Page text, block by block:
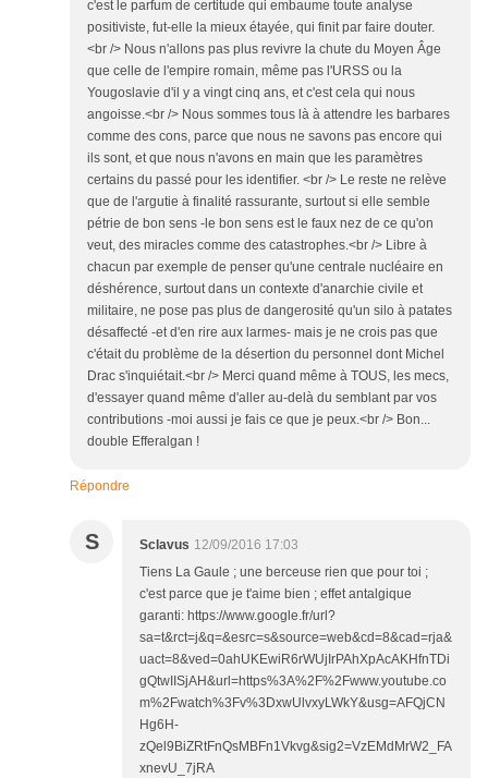
c'est le parfum de certitude qui embaume toute analyse
positiviste, fut-elle la mieux étayée, qui finit par faire douter.
<br /> Nous n'allons pas plus revivre la chute du Moyen Âge
que celle de l'empire romain, même pas l'URSS ou la
Yougoslavie d'il y a vingt cinq ans, et c'est cela qui nous
angoisse.<br /> Nous sommes tous là à attendre les barbares
comme des cons, parce que nous ne savons pas encore qui
ils sont, et que nous n'avons en main que les paramètres
certains du passé pour les identifier. <br /> Le reste ne relève
que de l'argutie à finalité rassurante, surtout si elle semble
pétrie de bon sens -le bon sens est le faux nez de ce qu'on
veut, des miracles comme des catastrophes.<br /> Libre à
chacun par exemple de penser qu'une centrale nucléaire en
déshérence, surtout dans un contexte d'anarchie civile et
militaire, ne pose pas plus de dangerosité qu'un silo à patates
désaffecté -et d'en rire aux larmes- mais je ne crois pas que
c'était du problème de la désertion du personnel dont Michel
Drac s'inquiétait.<br /> Merci quand même à TOUS, les mecs,
d'essayer quand même d'aller au-delà du semblant par vos
contributions -moi aussi je fais ce que je peux.<br /> Bon...
double Efferalgan !
Répondre
S Sclavus 12/09/2016 17:03
Tiens La Gaule ; une berceuse rien que pour toi ;
c'est parce que je t'aime bien ; effet antalgique
garanti: https://www.google.fr/url?
sa=t&rct=j&q=&esrc=s&source=web&cd=8&cad=rja&
uact=8&ved=0ahUKEwiR6rWUjIrPAhXpAcAKHfnTDi
gQtwIISjAH&url=https%3A%2F%2Fwww.youtube.co
m%2Fwatch%3Fv%3DxwUlvxyLWkY&usg=AFQjCN
Hg6H-
zQel9BiZRtFnQsMBFn1Vkvg&sig2=VzEMdMrW2_FA
xnevU_7jRA